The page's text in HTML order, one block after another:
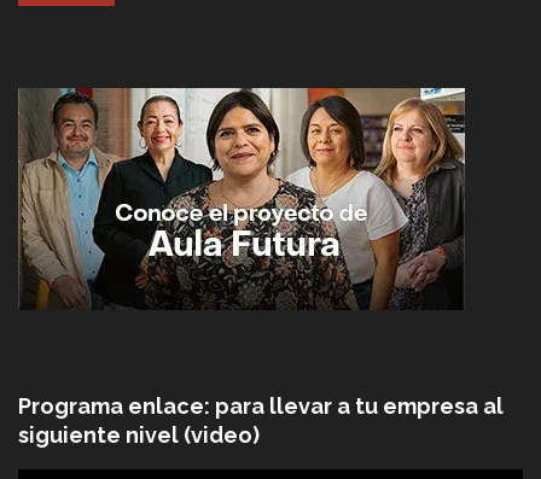
Programa enlace: para llevar a tu empresa al
siguiente nivel (video)